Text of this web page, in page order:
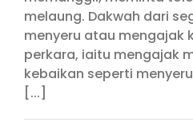
melaung. Dakwah dari
menyeru atau mengajak
perkara, iaitu mengajak
kebaikan seperti
[...]